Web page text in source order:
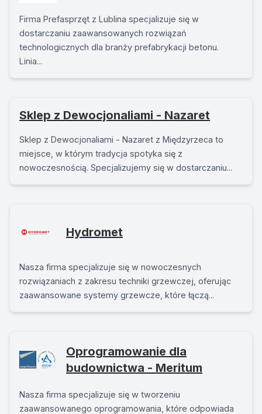
Firma Prefasprzęt z Lublina specjalizuje się w
dostarczaniu zaawansowanych rozwiązań
technologicznych dla branży prefabrykacji betonu.
Linia...
Sklep z Dewocjonaliami - Nazaret
Sklep z Dewocjonaliami - Nazaret z Międzyrzeca to
miejsce, w którym tradycja spotyka się z
nowoczesnością. Specjalizujemy się w dostarczaniu...
Hydromet
Nasza firma specjalizuje się w nowoczesnych
rozwiązaniach z zakresu techniki grzewczej, oferując
zaawansowane systemy grzewcze, które łączą...
Oprogramowanie dla
budownictwa - Meritum
Nasza firma specjalizuje się w tworzeniu
zaawansowanego oprogramowania, które odpowiada